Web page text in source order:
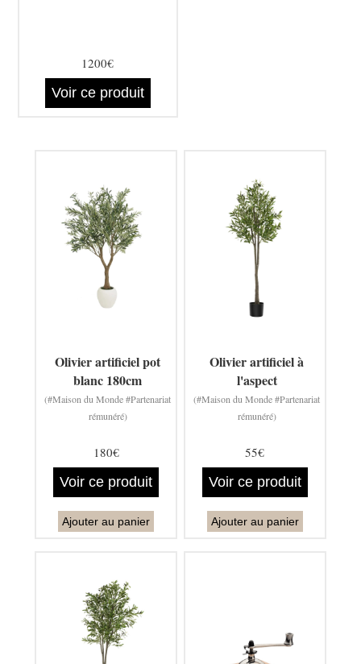
1200€
Voir ce produit
Olivier artificiel pot
blanc 180cm
(#Maison du Monde #Partenariat
rémunéré)
180€
Voir ce produit
Ajouter au panier
Olivier artificiel à
l'aspect
(#Maison du Monde #Partenariat
rémunéré)
55€
Voir ce produit
Ajouter au panier